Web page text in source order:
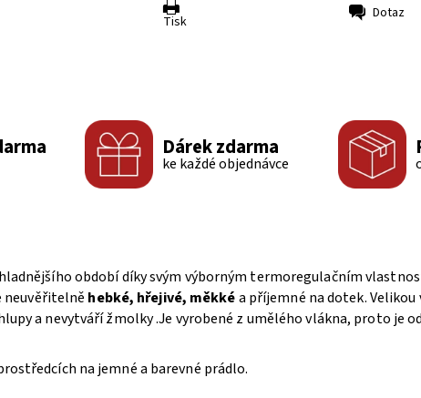
Tisk Dotaz
Dárek zdarma
ke každé objednávce
období díky svým výborným termoregulačním
neuvěřitelně hebké, hřejivé, měkkéa příjemné na dotek. Velikou
a nevytváří žmolky .Je vyrobené z umělého vlákna, proto je
na jemné a barevné prádlo.